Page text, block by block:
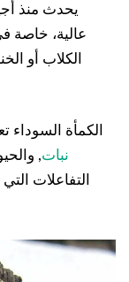
يحدث منذ
عالية، خاصة
الكلاب أو
الكمأة السوداء
نبات,
التفاعلات